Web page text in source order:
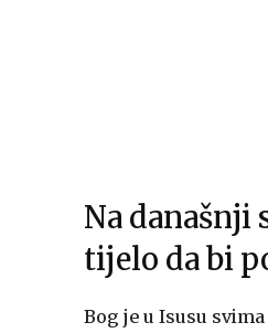
Na današnji
tijelo da bi
Bog je u Isusu